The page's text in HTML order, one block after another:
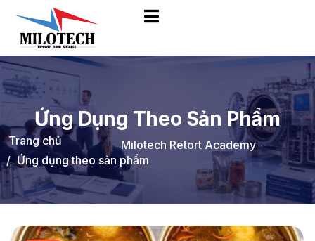
Ứng Dụng Theo Sản Phẩm
Trang chủ
Milotech Retort Academy
Ứng dụng theo sản phẩm